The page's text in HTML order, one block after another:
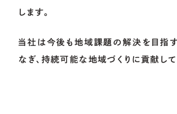
02.地域・社会貢献をお
します。
当社は今後も地域課題の解決を目指
なぎ、持続可能な地域づくりに貢献して